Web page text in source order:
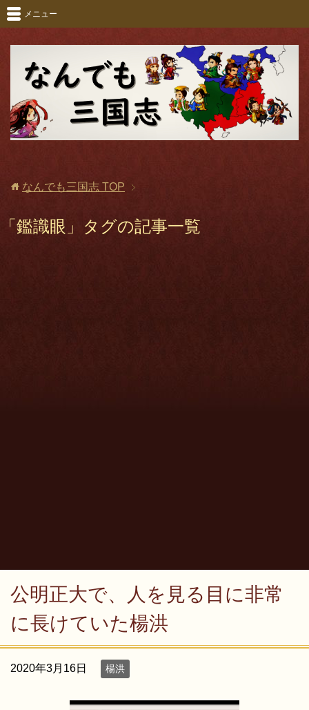
メニュー
なんでも三国志 TOP
「鑑識眼」タグの記事一覧
公明正大で、人を見る目に非常
に長けていた楊洪
2020年3月16日 楊洪